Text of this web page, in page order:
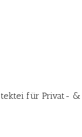
für Privat-